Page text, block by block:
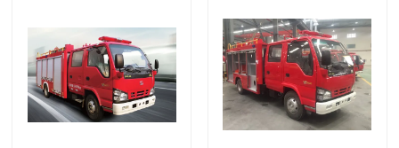
Camion de pompiers à poudre sèche
Camion de pompiers du château d'eau